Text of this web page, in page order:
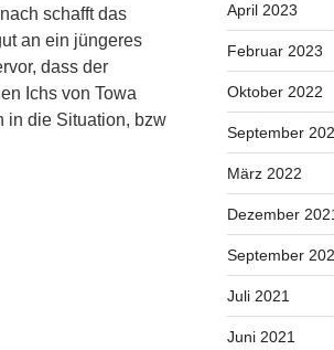
schafft das
an ein jüngeres
dass der
Ichs von Towa
in die Situation, bzw
April 2023
Februar 2023
Oktober 2022
September
März 2022
Dezember
September
Juli 2021
Juni 2021